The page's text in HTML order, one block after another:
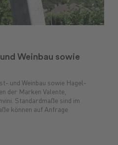
Weinbau sowie
und Weinbau sowie Hagel-
der Marken Valente,
Standardmaße sind im
können auf Anfrage